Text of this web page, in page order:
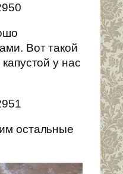
Вот такой
у нас
остальные